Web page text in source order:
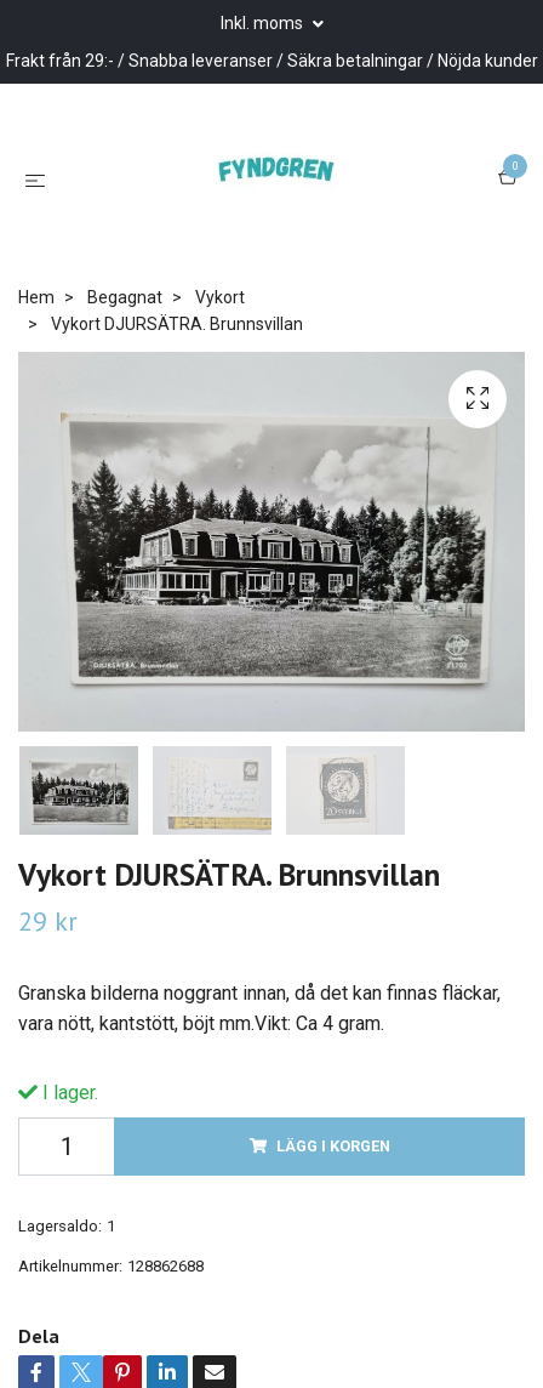
Inkl. moms
Frakt från 29:- / Snabba leveranser / Säkra betalningar / Nöjda kunder
0
Hem Begagnat
Vykort
Vykort DJURSÄTRA. Brunnsvillan
Vykort DJURSÄTRA. Brunnsvillan
29 kr
Granska bilderna noggrant innan, då det kan finnas fläckar,
vara nött, kantstött, böjt mm.Vikt: Ca 4 gram.
I lager.
LÄGG I KORGEN
Lagersaldo: 1
Artikelnummer: 128862688
Dela